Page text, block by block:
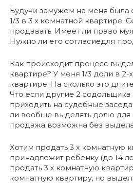
Будучи замужем на меня
1/3 в 3 х комнатной квартире.
продавать. Имеет ли право
Нужно ли его согласиедля
Как происходит процесс
квартире? У меня 1/3 доли в 2-
квартире. На сколько это
Что если другие 2 содольщика
приходить на судебные
ли вообще выделять долю
продажа возможна без
Хотим продать 3 х комнатную
принадлежит ребенку (до 14
продать 3 х комнатную
комнатную квартиру, но